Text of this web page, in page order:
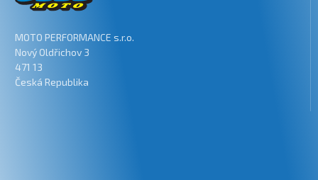
MOTO PERFORMANCE s.r.o.
Nový Oldřichov 3
471 13
Česká Republika